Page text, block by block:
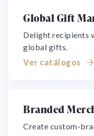
Global Gift
Delight recipients
global gifts.
Ver catálogos
Branded
Create custom-